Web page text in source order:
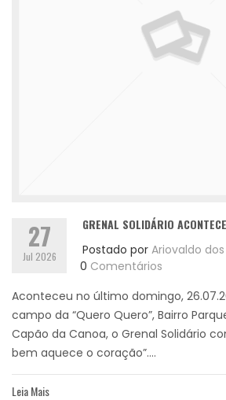
27
Jul 2026
GRENAL SOLIDÁRIO
Postado por Ariovaldo
0 Comentários
Aconteceu no último domingo,
campo da “Quero Quero”, Bairro
Capão da Canoa, o Grenal Solidário
bem aquece o coração”....
Leia Mais